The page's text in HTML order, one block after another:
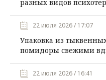
разных видов
22 июля 2026 / 17:07
Упаковка из
помидоры свежими
22 июля 2026 / 16:41